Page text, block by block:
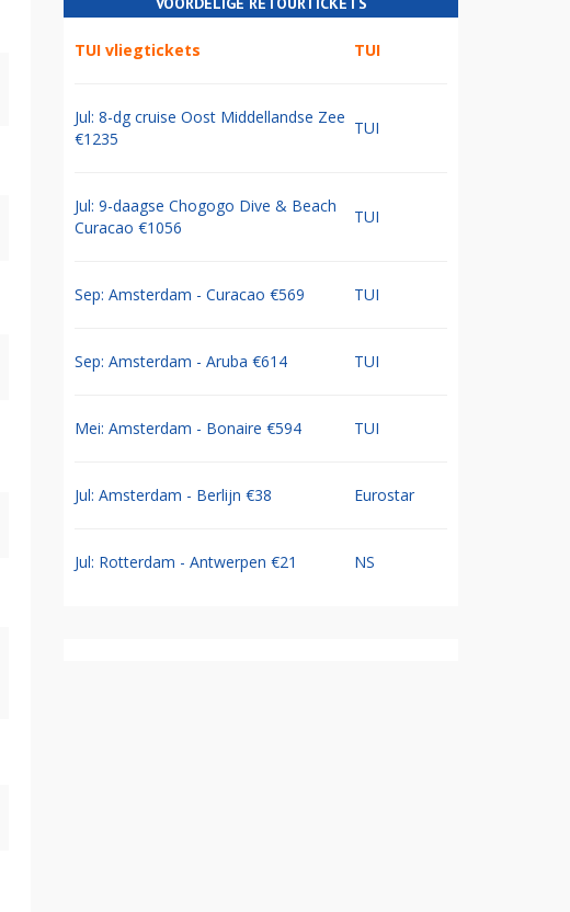
TUI vliegtickets TUI
Jul: 8-dg cruise Oost Middellandse Zee
€1235
TUI
Jul: 9-daagse Chogogo Dive & Beach
Curacao €1056
TUI
Sep: Amsterdam - Curacao €569 TUI
Sep: Amsterdam - Aruba €614 TUI
Mei: Amsterdam - Bonaire €594 TUI
Jul: Amsterdam - Berlijn €38 Eurostar
Jul: Rotterdam - Antwerpen €21 NS